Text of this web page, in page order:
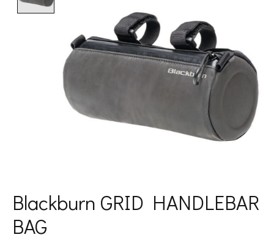
Blackburn GRID HANDLEBAR
BAG